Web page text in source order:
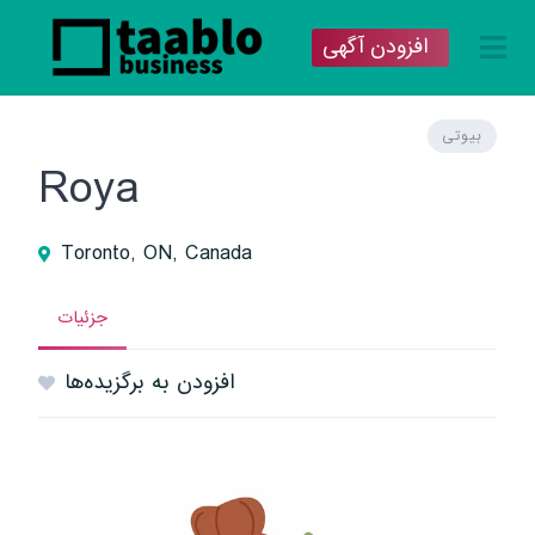
افزودن آگهی
بیوتی
Roya
Toronto, ON, Canada
جزئیات
افزودن به برگزیده‌ها